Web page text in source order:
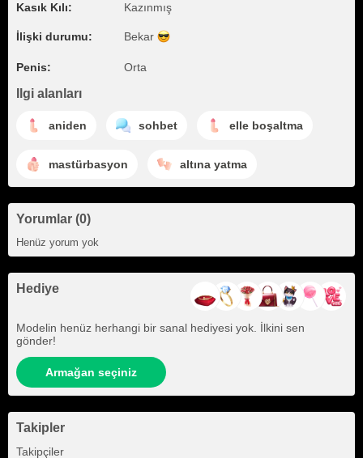
Kasık Kılı: Kazınmış
İlişki durumu: Bekar
Penis: Orta
Ilgi alanları
aniden sohbet elle boşaltma
mastürbasyon altına yatma
Yorumlar (0)
Henüz yorum yok
Hediye
Modelin henüz herhangi bir sanal hediyesi yok. İlkini sen
gönder!
Armağan seçiniz
Takipler
Takipçiler